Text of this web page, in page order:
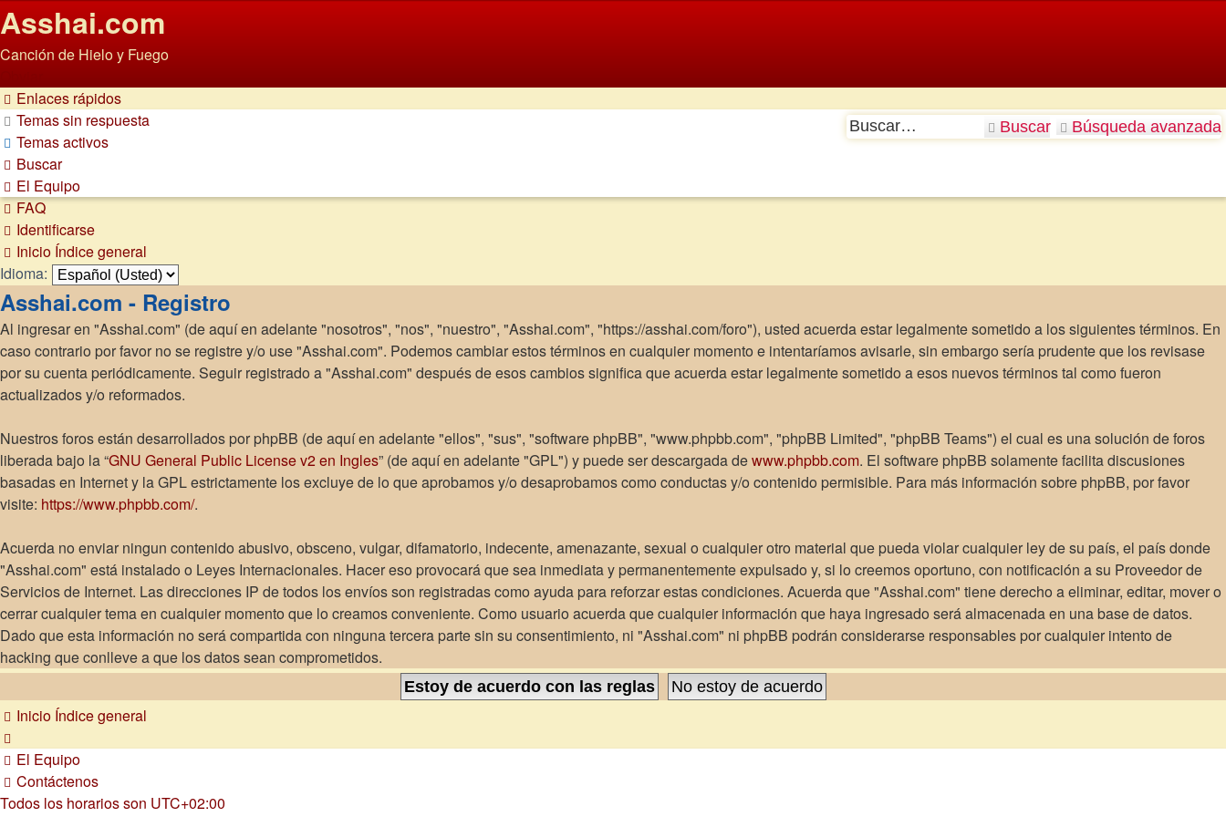
Asshai.com
Canción de Hielo y Fuego
Buscar Búsqueda avanzada
Enlaces rápidos
Temas sin respuesta
Temas activos
Buscar
El Equipo
FAQ
Identificarse
Inicio Índice general
Idioma:
Asshai.com - Registro
Al ingresar en "Asshai.com" (de aquí en adelante "nosotros", "nos", "nuestro", "Asshai.com", "https://asshai.com/foro"), usted acuerda estar legalmente sometido a los siguientes términos. En
caso contrario por favor no se registre y/o use "Asshai.com". Podemos cambiar estos términos en cualquier momento e intentaríamos avisarle, sin embargo sería prudente que los revisase
por su cuenta periódicamente. Seguir registrado a "Asshai.com" después de esos cambios significa que acuerda estar legalmente sometido a esos nuevos términos tal como fueron
actualizados y/o reformados.
Nuestros foros están desarrollados por phpBB (de aquí en adelante "ellos", "sus", "software phpBB", "www.phpbb.com", "phpBB Limited", "phpBB Teams") el cual es una solución de foros
liberada bajo la “GNU General Public License v2 en Ingles” (de aquí en adelante "GPL") y puede ser descargada dewww.phpbb.com. El software phpBB solamente facilita discusiones
basadas en Internet y la GPL estrictamente los excluye de lo que aprobamos y/o desaprobamos como conductas y/o contenido permisible. Para más información sobre phpBB, por favor
visite: https://www.phpbb.com/.
Acuerda no enviar ningun contenido abusivo, obsceno, vulgar, difamatorio, indecente, amenazante, sexual o cualquier otro material que pueda violar cualquier ley de su país, el país donde
"Asshai.com" está instalado o Leyes Internacionales. Hacer eso provocará que sea inmediata y permanentemente expulsado y, si lo creemos oportuno, con notificación a su Proveedor de
Servicios de Internet. Las direcciones IP de todos los envíos son registradas como ayuda para reforzar estas condiciones. Acuerda que "Asshai.com" tiene derecho a eliminar, editar, mover o
cerrar cualquier tema en cualquier momento que lo creamos conveniente. Como usuario acuerda que cualquier información que haya ingresado será almacenada en una base de datos.
Dado que esta información no será compartida con ninguna tercera parte sin su consentimiento, ni "Asshai.com" ni phpBB podrán considerarse responsables por cualquier intento de
hacking que conlleve a que los datos sean comprometidos.
Inicio Índice general
El Equipo
Contáctenos
Todos los horarios son UTC+02:00